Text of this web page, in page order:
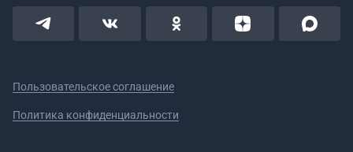
Пользовательское соглашение
Политика конфиденциальности